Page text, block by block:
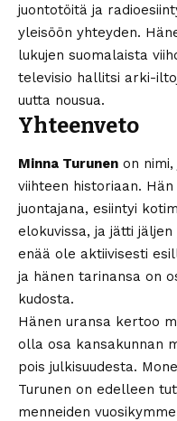
juontotöitä ja
yleisöön yhteyden.
lukujen suomalaista
televisio hallitsi arki-
uutta nousua.
Yhteenveto
Minna Turunen on
viihteen historiaan.
juontajana, esiintyi
elokuvissa, ja jätti
enää ole aktiivisesti
ja hänen tarinansa on
kudosta.
Hänen uransa kertoo
olla osa kansakunnan
pois julkisuudesta.
Turunen on edelleen
menneiden